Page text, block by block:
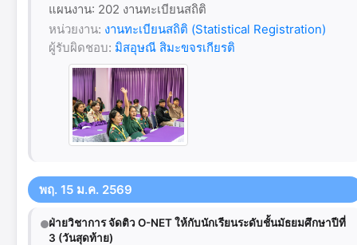
แผนงาน: 202 งานทะเบียนสถิติ
หน่วยงาน: งานทะเบียนสถิติ (Statistical Registration)
ผู้รับผิดชอบ: มิสอุษณี สิมะขจรเกียรติ
พฤ. 15 ม.ค. 2569
ฝ่ายวิชาการ จัดติว O-NET ให้กับนักเรียนระดับชั้นมัธยมศึกษาปีที่
3 (วันสุดท้าย)